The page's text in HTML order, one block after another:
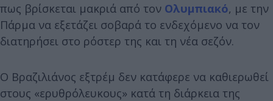
πως βρίσκεται μακριά από τον Ολυμπιακό, με την
Πάρμα να εξετάζει σοβαρά το ενδεχόμενο να τον
διατηρήσει στο ρόστερ της και τη νέα σεζόν.
Ο Βραζιλιάνος εξτρέμ δεν κατάφερε να καθιερωθεί
στους «ερυθρόλευκους» κατά τη διάρκεια της